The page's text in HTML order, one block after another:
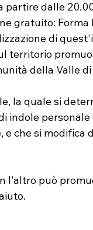
partire dalle
gratuito: Forma
di
territorio
della Valle di
la quale si
indole
che si modifica
l'altro può